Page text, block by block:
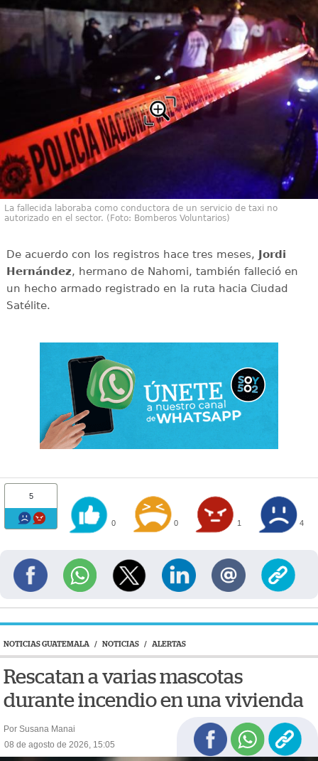
La fallecida laboraba como conductora de un servicio de taxi no
autorizado en el sector. (Foto: Bomberos Voluntarios)
De acuerdo con los registros hace tres meses, Jordi
Hernández, hermano de Nahomi, también falleció en
un hecho armado registrado en la ruta hacia Ciudad
Satélite.
5
0 0 1 4
NOTICIAS GUATEMALA / NOTICIAS / ALERTAS
Rescatan a varias mascotas
durante incendio en una vivienda
Por Susana Manai
08 de agosto de 2026, 15:05